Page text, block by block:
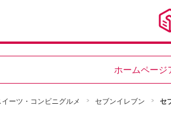
ホームページ
ーツ・コンビニグルメ セブンイレブン セ